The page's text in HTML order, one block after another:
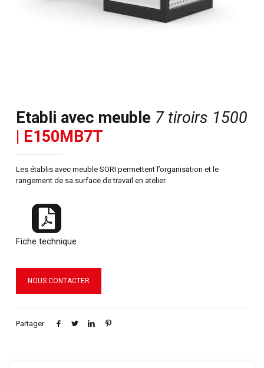
Etabli avec meuble 7 tiroirs 1500
| E150MB7T
Les établis avec meuble SORI permettent l’organisation et le
rangement de sa surface de travail en atelier.
Fiche technique
NOUS CONTACTER
Partager